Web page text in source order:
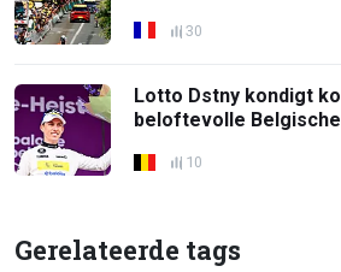
30
Lotto Dstny kondigt
beloftevolle
10
Gerelateerde tags